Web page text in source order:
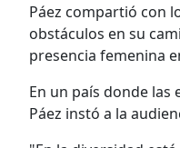
Páez compartió con
obstáculos en su
presencia femenina
En un país donde las
Páez instó a la